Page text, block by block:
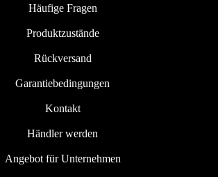
Häufige Fragen
Produktzustände
Rückversand
Garantiebedingungen
Kontakt
Händler werden
Angebot für Unternehmen